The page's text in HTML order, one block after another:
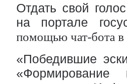
Отдать свой
на портале
помощью чат-бота
«Победившие
«Формирование